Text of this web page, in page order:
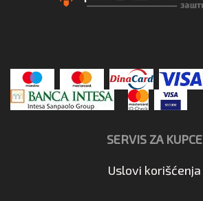
SERVIS ZA KUPCE
Uslovi korišćenja